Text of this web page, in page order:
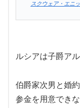
スクウェア・エニ
ルシアは子爵アル
伯爵家次男と婚
参金を用意でき